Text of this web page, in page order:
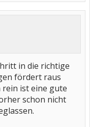
in die richtige
fördert raus
rein ist eine gute
schon nicht